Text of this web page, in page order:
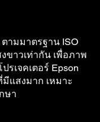
ามมาตรฐาน ISO
ขาวเท่ากัน เพื่อภาพ
รเจคเตอร์ Epson
แสงมาก เหมาะ
ษา